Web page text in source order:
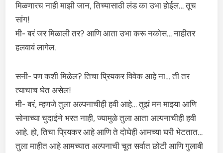
मिळणारच नाही माझी जान, तिच्यासाठी लंड का उभा होईल… तूच
सांग!
मी- बरं जर मिळाली तर? आणि आता उभा करू नकोस… नाहीतर
हलवावं लागेल.
सनी- पण कशी मिळेल? तिचा प्रियकर विवेक आहे ना… ती तर
त्याचाच घेत असेल!
मी- बरं, म्हणजे तुला अल्पनाचीही हवी आहे… तुझं मन माझ्या आणि
सोनाच्या चुदाईने भरत नाही, ज्यामुळे तुला आता अल्पनाचीही हवी
आहे. हो, तिचा प्रियकर आहे आणि ते दोघेही आमच्या घरी भेटतात…
तुला माहीत आहे आमच्यात अल्पनाची चूत सर्वात छोटी आणि गुलाबी